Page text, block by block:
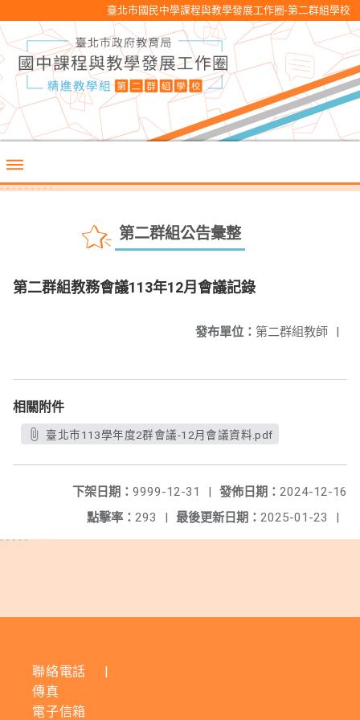
臺北市國民中學課程與教學發展工作圈-第二群組學校
第二群組公告彙整
第二群組教務會議113年12月會議記錄
發布單位： 第二群組教師 |
相關附件
臺北市113學年度2群會議-12月會議資料.pdf
發佈日期： 2024-12-16
下架日期： 9999-12-31
|
最後更新日期： 2025-01-23 |
點擊率： 293 |
聯絡電話
|
傳真
電子信箱